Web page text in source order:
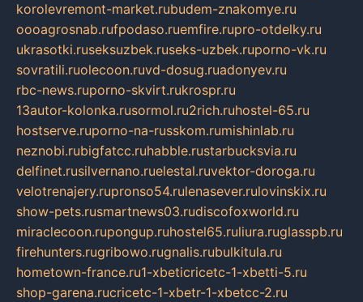
korolevremont-market.rubudem-znakomye.ru
oooagrosnab.rufpodaso.ruemfire.rupro-otdelky.ru
ukrasotki.ruseksuzbek.ruseks-uzbek.ruporno-vk.ru
sovratili.ruolecoon.ruvd-dosug.ruadonyev.ru
rbc-news.ruporno-skvirt.rukrospr.ru
13autor-kolonka.rusormol.ru2rich.ruhostel-65.ru
hostserve.ruporno-na-russkom.rumishinlab.ru
neznobi.rubigfatcc.ruhabble.rustarbucksvia.ru
delfinet.rusilvernano.ruelestal.ruvektor-doroga.ru
velotrenajery.rupronso54.rulenasever.rulovinskix.ru
show-pets.rusmartnews03.rudiscofoxworld.ru
miraclecoon.rupongup.ruhostel65.ruliura.ruglasspb.ru
firehunters.rugribowo.rugnalis.rubulkitula.ru
hometown-france.ru1-xbeticricetc-1-xbetti-5.ru
shop-garena.rucricetc-1-xbetr-1-xbetcc-2.ru